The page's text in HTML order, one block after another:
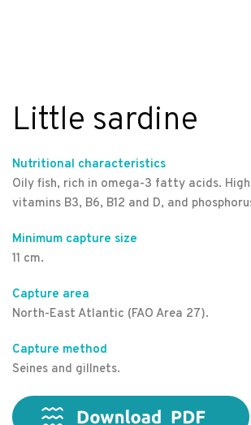
Little sardine
Nutritional characteristics
Oily fish, rich in omega-3 fatty acids.
vitamins B3, B6, B12 and D, and
Minimum capture size
11 cm.
Capture area
North-East Atlantic (FAO Area 27).
Capture method
Seines and gillnets.